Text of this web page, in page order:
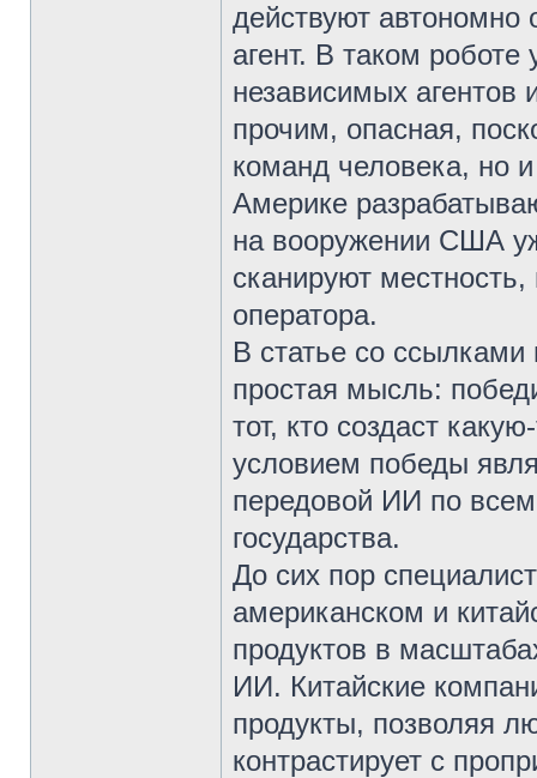
действуют автономно
агент. В таком
независимых
прочим, опасная,
команд человека, но
Америке
на вооружении США
сканируют
оператора.
В статье со ссылками
простая мысль:
тот, кто создаст
условием победы
передовой ИИ по
государства.
До сих пор
американском и
продуктов в
ИИ. Китайские
продукты, позволяя
контрастирует с